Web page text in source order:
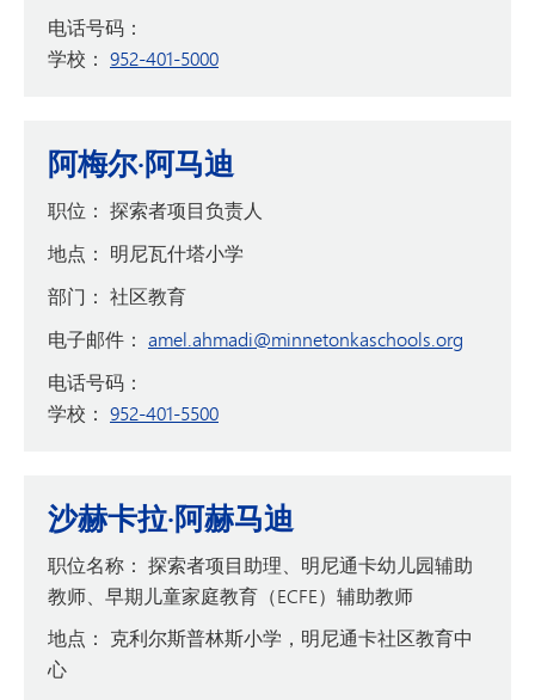
电话号码：
学校： 952-401-5000
阿梅尔·阿马迪
职位： 探索者项目负责人
地点： 明尼瓦什塔小学
部门： 社区教育
电子邮件： amel.ahmadi@minnetonkaschools.org
电话号码：
学校： 952-401-5500
沙赫卡拉·阿赫马迪
职位名称： 探索者项目助理、明尼通卡幼儿园辅助
教师、早期儿童家庭教育（ECFE）辅助教师
地点： 克利尔斯普林斯小学，明尼通卡社区教育中
心